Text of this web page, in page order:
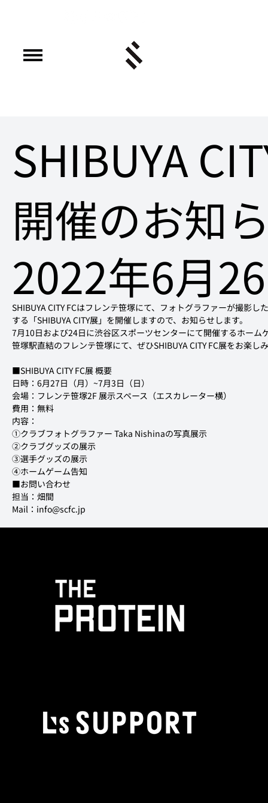
SHIBUYA
開催のお知
2022年6月
SHIBUYA CITY FCはフレンテ笹塚にて、フォトグラファーが撮影
する「SHIBUYA CITY展」を開催しますので、お知らせします。
7月10日および24日に渋谷区スポーツセンターにて開催するホーム
日時：6月27日（月）~7月3日（日）
会場：フレンテ笹塚2F 展示スペース（エスカレーター横）
費用：無料
内容：
①クラブフォトグラファー Taka Nishinaの写真展示
②クラブグッズの展示
③選手グッズの展示
④ホームゲーム告知
担当：畑間
Mail：info@scfc.jp